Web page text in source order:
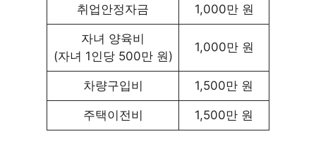
취업안정자금 1,000만 원
자녀 양육비
(자녀 1인당 500만 원)
1,000만 원
차량구입비 1,500만 원
주택이전비 1,500만 원